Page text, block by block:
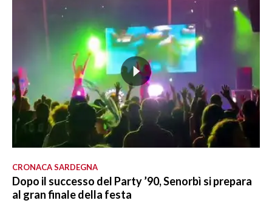
CRONACA SARDEGNA
Dopo il successo del Party ’90, Senorbì si prepara
al gran finale della festa